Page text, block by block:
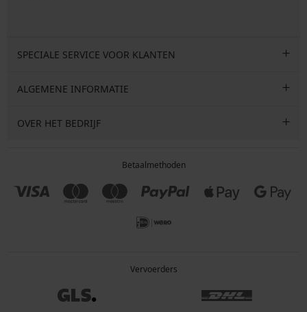
SPECIALE SERVICE VOOR KLANTEN
ALGEMENE INFORMATIE
OVER HET BEDRIJF
Betaalmethoden
Vervoerders